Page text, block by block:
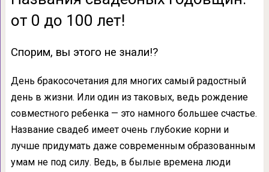
от 0 до 100 лет!
Спорим, вы этого не знали!?
День бракосочетания для многих самый радостный
день в жизни. Или один из таковых, ведь рождение
совместного ребенка — это намного большее счастье.
Название свадеб имеет очень глубокие корни и
лучше придумать даже современным образованным
умам не под силу. Ведь, в былые времена люди